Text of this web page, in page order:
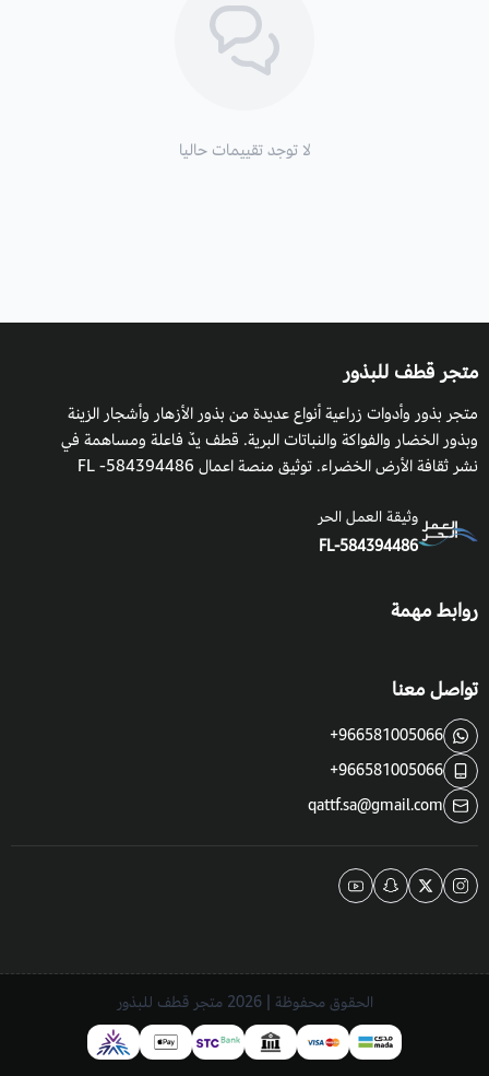
لا توجد تقييمات حاليا
متجر قطف للبذور
متجر بذور وأدوات زراعية أنواع عديدة من بذور الأزهار وأشجار الزينة
وبذور الخضار والفواكة والنباتات البرية. قطف يدٌ فاعلة ومساهمة في
نشر ثقافة الأرض الخضراء. توثيق منصة اعمال 584394486- FL
وثيقة العمل الحر
FL-584394486
روابط مهمة
تواصل معنا
+966581005066
+966581005066
qattf.sa@gmail.com
الحقوق محفوظة | 2026 متجر قطف للبذور